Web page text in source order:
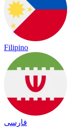
Filipino
فارسی